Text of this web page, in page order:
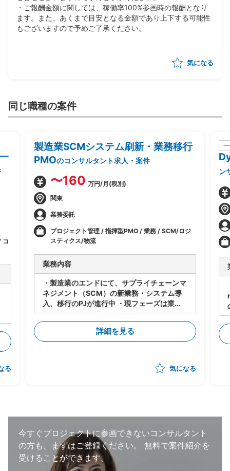
・ご報酬金額に関しては、稼働率100%参画時の報酬となり
ます。また、あくまで目安となる金額であり上下する可能性
もございますので予めご了承ください。
気になる
同じ職種の案件
コ
る
製造業SCMシステム刷新・業務移行
PMOのコンサルタント求人・案件
〜160 万円/月(税別)
関東
業務委託
プロジェクト管理 / 指揮型PMO / 業務 / SCM/ロジ
スティクス/物流
業務内容
・製造業のエンドにて、サプライチェーンマ
ネジメント（SCM）の新業務・システム導
入、移行のPJが進行中 ・現フェーズは業
務・システムの設計は進行中 ・今後各サプ
ライヤーに導入・対応してもらうにあたり、
下記のタスクの支援をいただく想定 -メー
カー⇔サプライヤーの依頼/QA事項の管理
案、決定の支援） -サプライヤー側の進捗
状況把握、報告 ・状況によっては弊社が担
働20～30％想定
詳細を見る
気になる
ン
今すぐプロジェクトに参画できないコンサルタント
の方も、まずはご登録ください。
無料で案件紹介を
受けることができます。